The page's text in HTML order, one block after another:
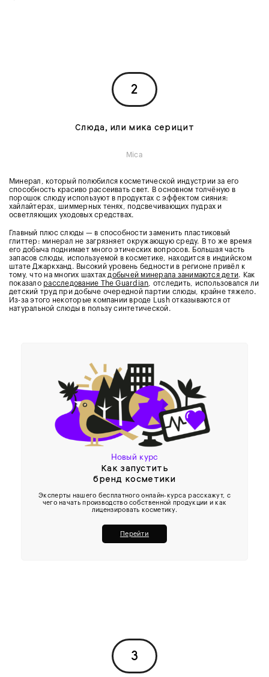
2
Слюда, или мика серицит
Mica
Минерал, который полюбился косметической индустрии за его
способность красиво рассеивать свет. В основном толчёную в
порошок слюду используют в продуктах с эффектом сияния:
хайлайтерах, шиммерных тенях, подсвечивающих пудрах и
осветляющих уходовых средствах.
Главный плюс слюды — в способности заменить пластиковый
глиттер: минерал не загрязняет окружающую среду. В то же время
его добыча поднимает много этических вопросов. Большая часть
запасов слюды, используемой в косметике, находится в индийском
штате Джаркханд. Высокий уровень бедности в регионе привёл к
тому, что на многих шахтахдобычей минерала занимаются дети. Как
показало расследование The Guardian , отследить, использовался ли
детский труд при добыче очередной партии слюды, крайне тяжело.
Из-за этого некоторые компании вроде Lush отказываются от
натуральной слюды в пользу синтетической.
Новый курс
Как запустить
бренд косметики
Эксперты нашего бесплатного онлайн-курса расскажут, с
чего начать производство собственной продукции и как
лицензировать косметику.
Перейти
3